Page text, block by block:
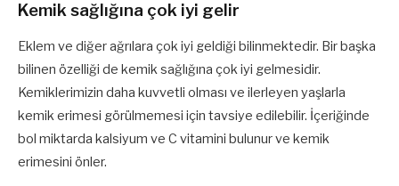
Kemik sağlığına çok iyi gelir
Eklem ve diğer ağrılara çok iyi geldiği bilinmektedir. Bir başka
bilinen özelliği de kemik sağlığına çok iyi gelmesidir.
Kemiklerimizin daha kuvvetli olması ve ilerleyen yaşlarla
kemik erimesi görülmemesi için tavsiye edilebilir. İçeriğinde
bol miktarda kalsiyum ve C vitamini bulunur ve kemik
erimesini önler.